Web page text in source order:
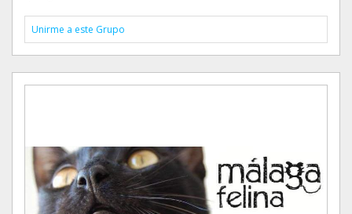
Unirme a este Grupo